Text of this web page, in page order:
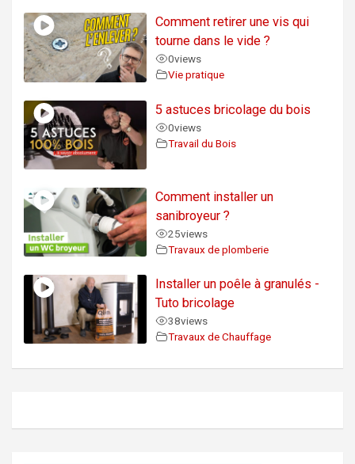
Comment retirer une vis qui
tourne dans le vide ?
0views
Vie pratique
5 astuces bricolage du bois
0views
Travail du Bois
Comment installer un
sanibroyeur ?
25views
Travaux de plomberie
Installer un poêle à granulés -
Tuto bricolage
38views
Travaux de Chauffage